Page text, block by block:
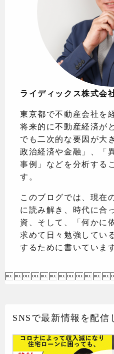
ライディックス株式
東京都で不動産会社を
将来的に不動産経済が
でも二次的な要因が大
政治経済や金融」、「
事例」などを分析する
す。
このブログでは、現在
に読み解き、時代に合
資、そして、「何かに
求めて日々勉強してい
するために書いています
SNSで最新情報を配信